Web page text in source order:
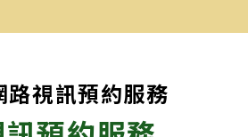
路視訊預約服務